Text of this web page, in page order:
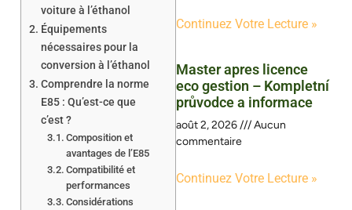
voiture à l’éthanol
Équipements
nécessaires pour la
conversion à l’éthanol
Comprendre la norme
E85 : Qu’est-ce que
c’est ?
Composition et
avantages de l’E85
Compatibilité et
performances
Considérations
Continuez Votre Lecture »
Master apres licence
eco gestion – Kompletní
průvodce a informace
août 2, 2026
Aucun
commentaire
Continuez Votre Lecture »